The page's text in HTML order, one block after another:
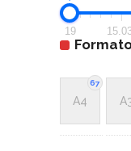
19
67
A4